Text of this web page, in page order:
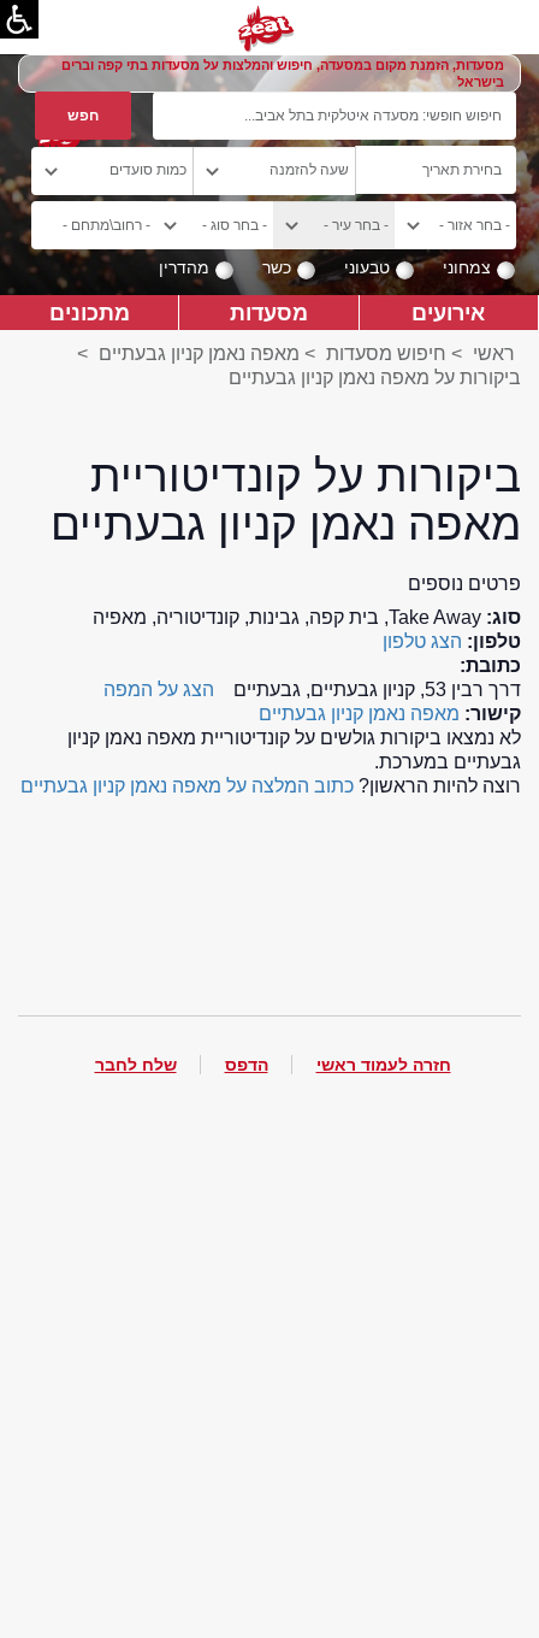
מסעדות, הזמנת מקום במסעדה, חיפוש והמלצות על מסעדות בתי קפה וברים
בישראל
צמחוני טבעוני כשר מהדרין
אירועים מסעדות מתכונים
ראשי > חיפוש מסעדות > מאפה נאמן קניון גבעתיים >
ביקורות על מאפה נאמן קניון גבעתיים
ביקורות על קונדיטוריית
מאפה נאמן קניון גבעתיים
פרטים נוספים
סוג: Take Away, בית קפה, גבינות, קונדיטוריה, מאפיה
טלפון: הצג טלפון
כתובת:
דרך רבין 53, קניון גבעתיים, גבעתיים
הצג על המפה
קישור: מאפה נאמן קניון גבעתיים
לא נמצאו ביקורות גולשים על קונדיטוריית מאפה נאמן קניון
גבעתיים במערכת.
רוצה להיות הראשון? כתוב המלצה על מאפה נאמן קניון גבעתיים
חזרה לעמוד ראשי הדפס שלח לחבר